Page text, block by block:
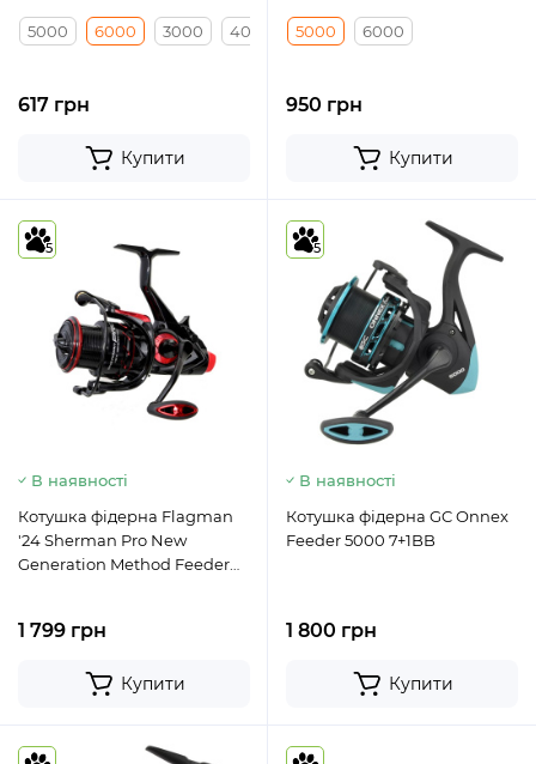
5000 6000 3000 4000
617 грн
Купити
5000 6000
950 грн
Купити
5
В наявності
Котушка фідерна Flagman
'24 Sherman Pro New
Generation Method Feeder
1 799 грн
Купити
5
В наявності
Котушка фідерна GC Onnex
Feeder 5000 7+1BB
1 800 грн
Купити